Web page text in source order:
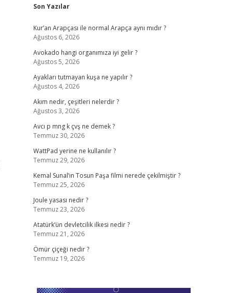
Sidebar
Son Yazılar
Kur’an Arapçası ile normal Arapça aynı mıdır ?
Ağustos 6, 2026
Avokado hangi organımıza iyi gelir ?
Ağustos 5, 2026
Ayakları tutmayan kuşa ne yapılır ?
Ağustos 4, 2026
Akım nedir, çeşitleri nelerdir ?
Ağustos 3, 2026
Avcı p mng k çvş ne demek ?
Temmuz 30, 2026
WattPad yerine ne kullanılır ?
Temmuz 29, 2026
Kemal Sunal’ın Tosun Paşa filmi nerede çekilmiştir ?
Temmuz 25, 2026
Joule yasası nedir ?
Temmuz 23, 2026
Atatürk’ün devletcilik ilkesi nedir ?
Temmuz 21, 2026
Ömür çiçeği nedir ?
Temmuz 19, 2026